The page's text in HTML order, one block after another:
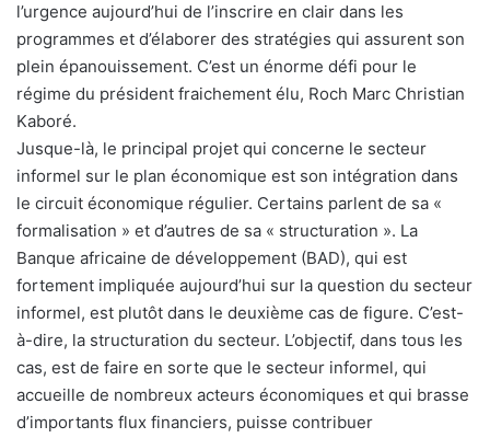
l’urgence aujourd’hui de l’inscrire en clair dans les
programmes et d’élaborer des stratégies qui assurent son
plein épanouissement. C’est un énorme défi pour le
régime du président fraichement élu, Roch Marc Christian
Kaboré.
Jusque-là, le principal projet qui concerne le secteur
informel sur le plan économique est son intégration dans
le circuit économique régulier. Certains parlent de sa «
formalisation » et d’autres de sa « structuration ». La
Banque africaine de développement (BAD), qui est
fortement impliquée aujourd’hui sur la question du secteur
informel, est plutôt dans le deuxième cas de figure. C’est-
à-dire, la structuration du secteur. L’objectif, dans tous les
cas, est de faire en sorte que le secteur informel, qui
accueille de nombreux acteurs économiques et qui brasse
d’importants flux financiers, puisse contribuer